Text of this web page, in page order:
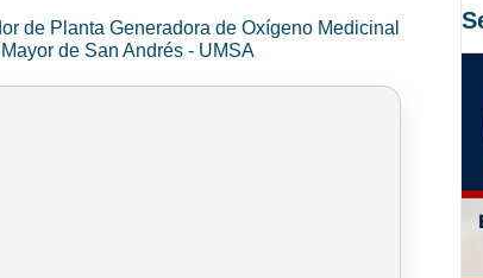
de Planta Generadora de Oxígeno Medicinal
de San Andrés - UMSA